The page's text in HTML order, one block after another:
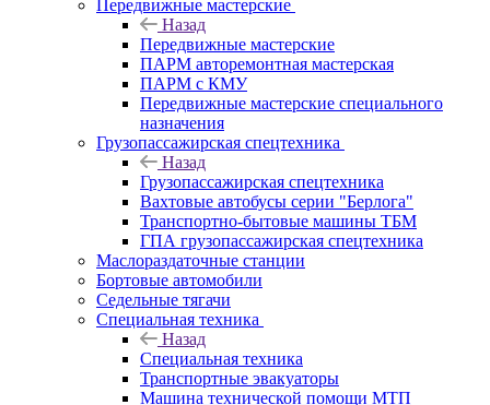
Передвижные мастерские
Назад
Передвижные мастерские
ПАРМ авторемонтная мастерская
ПАРМ с КМУ
Передвижные мастерские специального
назначения
Грузопассажирская спецтехника
Назад
Грузопассажирская спецтехника
Вахтовые автобусы серии "Берлога"
Транспортно-бытовые машины ТБМ
ГПА грузопассажирская спецтехника
Маслораздаточные станции
Бортовые автомобили
Седельные тягачи
Специальная техника
Назад
Специальная техника
Транспортные эвакуаторы
Машина технической помощи МТП